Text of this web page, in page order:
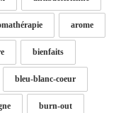
arome
bienfaits
bleu-blanc-coeur
burn-out